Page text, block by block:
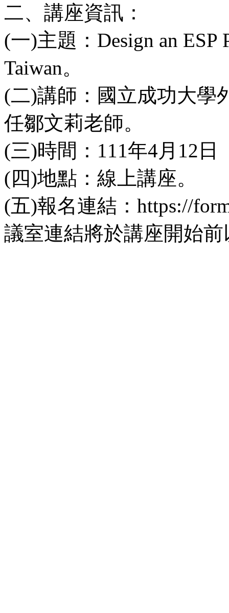
二、講座資訊：
(一)主題：Design an ESP
Taiwan。
(二)講師：國立成功大學
任鄒文莉老師。
(三)時間：111年4月12日
(四)地點：線上講座。
(五)報名連結：https://
議室連結將於講座開始